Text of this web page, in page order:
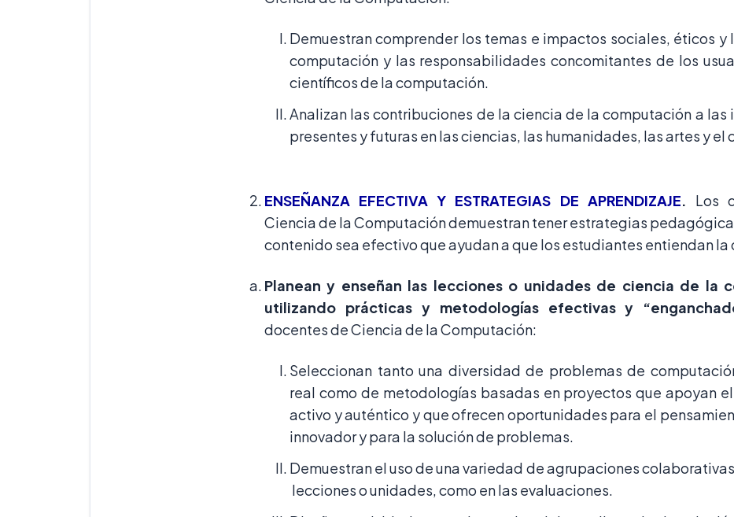
Demuestran comprender los temas e impactos sociales, éticos y
computación y las responsabilidades concomitantes de los
científicos de la computación.
Analizan las contribuciones de la ciencia de la computación a las
presentes y futuras en las ciencias, las humanidades, las artes y el
ENSEÑANZA EFECTIVA Y ESTRATEGIAS DE APRENDIZAJE. Los
Ciencia de la Computación demuestran tener estrategias
contenido sea efectivo que ayudan a que los estudiantes entiendan
Planean y enseñan las lecciones o unidades de ciencia de la
utilizando prácticas y metodologías efectivas y
docentes de Ciencia de la Computación:
Seleccionan tanto una diversidad de problemas de
real como de metodologías basadas en proyectos que apoyan
activo y auténtico y que ofrecen oportunidades para el
innovador y para la solución de problemas.
Demuestran el uso de una variedad de agrupaciones
lecciones o unidades, como en las evaluaciones.